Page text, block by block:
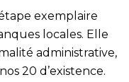
exemplaire
locales. Elle
administrative,
20 d’existence.